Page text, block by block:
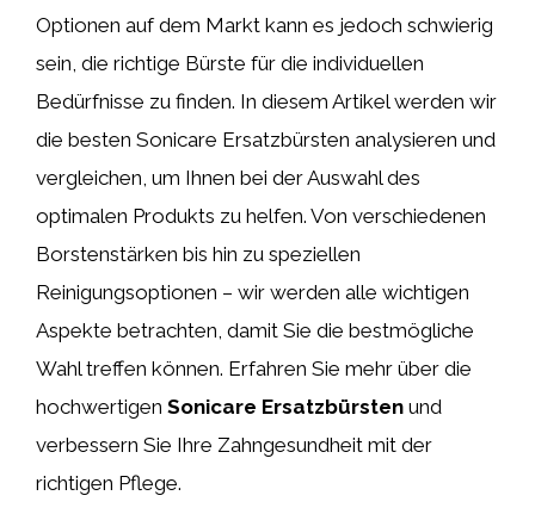
Optionen auf dem Markt kann es jedoch schwierig
sein, die richtige Bürste für die individuellen
Bedürfnisse zu finden. In diesem Artikel werden wir
die besten Sonicare Ersatzbürsten analysieren und
vergleichen, um Ihnen bei der Auswahl des
optimalen Produkts zu helfen. Von verschiedenen
Borstenstärken bis hin zu speziellen
Reinigungsoptionen – wir werden alle wichtigen
Aspekte betrachten, damit Sie die bestmögliche
Wahl treffen können. Erfahren Sie mehr über die
hochwertigen Sonicare Ersatzbürsten und
verbessern Sie Ihre Zahngesundheit mit der
richtigen Pflege.